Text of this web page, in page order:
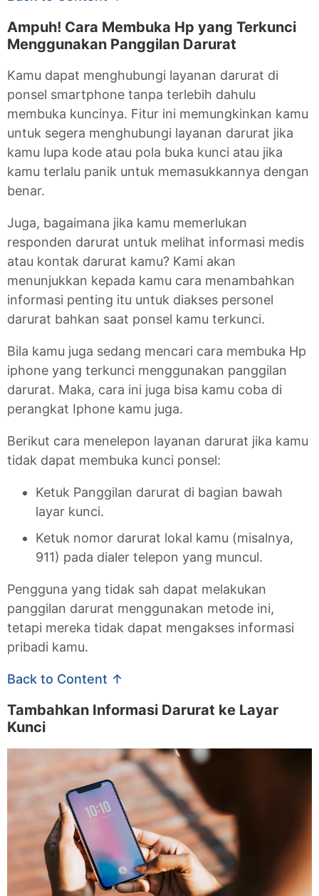
Ampuh! Cara Membuka Hp yang Terkunci
Menggunakan Panggilan Darurat
Kamu dapat menghubungi layanan darurat di
ponsel smartphone tanpa terlebih dahulu
membuka kuncinya. Fitur ini memungkinkan kamu
untuk segera menghubungi layanan darurat jika
kamu lupa kode atau pola buka kunci atau jika
kamu terlalu panik untuk memasukkannya dengan
benar.
Juga, bagaimana jika kamu memerlukan
responden darurat untuk melihat informasi medis
atau kontak darurat kamu? Kami akan
menunjukkan kepada kamu cara menambahkan
informasi penting itu untuk diakses personel
darurat bahkan saat ponsel kamu terkunci.
Bila kamu juga sedang mencari cara membuka Hp
iphone yang terkunci menggunakan panggilan
darurat. Maka, cara ini juga bisa kamu coba di
perangkat Iphone kamu juga.
Berikut cara menelepon layanan darurat jika kamu
tidak dapat membuka kunci ponsel:
Ketuk Panggilan darurat di bagian bawah
layar kunci.
Ketuk nomor darurat lokal kamu (misalnya,
911) pada dialer telepon yang muncul.
Pengguna yang tidak sah dapat melakukan
panggilan darurat menggunakan metode ini,
tetapi mereka tidak dapat mengakses informasi
pribadi kamu.
Back to Content ↑
Tambahkan Informasi Darurat ke Layar
Kunci